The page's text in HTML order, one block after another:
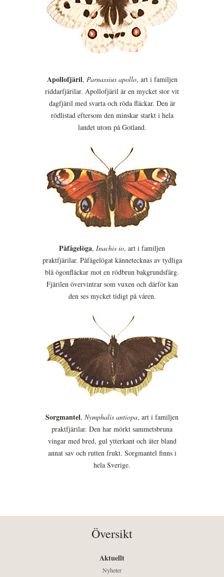
Apollofjäril, Parnassius apollo, art i familjen
riddarfjärilar. Apollofjäril är en mycket stor vit
dagfjäril med svarta och röda fläckar. Den är
rödlistad eftersom den minskar starkt i hela
landet utom på Gotland.
Påfågelöga, Inachis io, art i familjen
praktfjärilar. Påfågelögat kännetecknas av tydliga
blå ögonfläckar mot en rödbrun bakgrundsfärg.
Fjärilen övervintrar som vuxen och därför kan
den ses mycket tidigt på våren.
Sorgmantel, Nymphalis antiopa, art i familjen
praktfjärilar. Den har mörkt sammetsbruna
vingar med bred, gul ytterkant och äter bland
annat sav och rutten frukt. Sorgmantel finns i
hela Sverige.
Översikt
Aktuellt
Nyheter